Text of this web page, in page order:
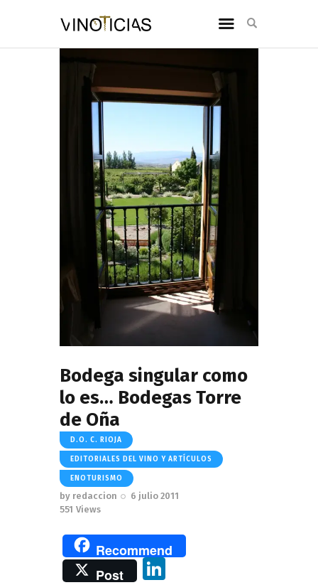
Bodega singular como
lo es… Bodegas Torre
de Oña
D.O. C. RIOJA
EDITORIALES DEL VINO Y ARTÍCULOS
ENOTURISMO
by redaccion
6 julio 2011
551 Views
Recommend
Post